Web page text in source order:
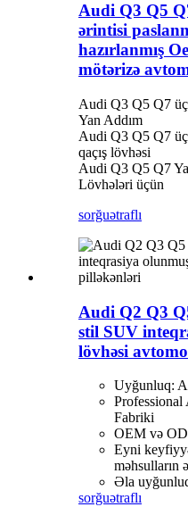
Audi Q3 Q5
ərintisi
hazırlanmış
mötərizə
Audi Q3 Q5 Q7
Yan Addım
Audi Q3 Q5 Q7
qaçış lövhəsi
Audi Q3 Q5 Q7
Lövhələri üçün
sorğuətraflı
Audi Q2 Q3
stil SUV
lövhəsi
Uyğunluq:
Professional
Fabriki
OEM və
Eyni
məhsulların
Əla
sorğuətraflı